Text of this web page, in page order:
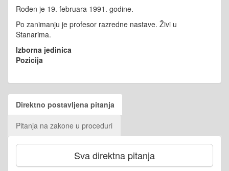
Rođen je 19. februara 1991. godine.
Po zanimanju je profesor razredne nastave. Živi u
Stanarima.
Izborna jedinica
Pozicija
Direktno postavljena pitanja
Pitanja na zakone u proceduri
Sva direktna pitanja